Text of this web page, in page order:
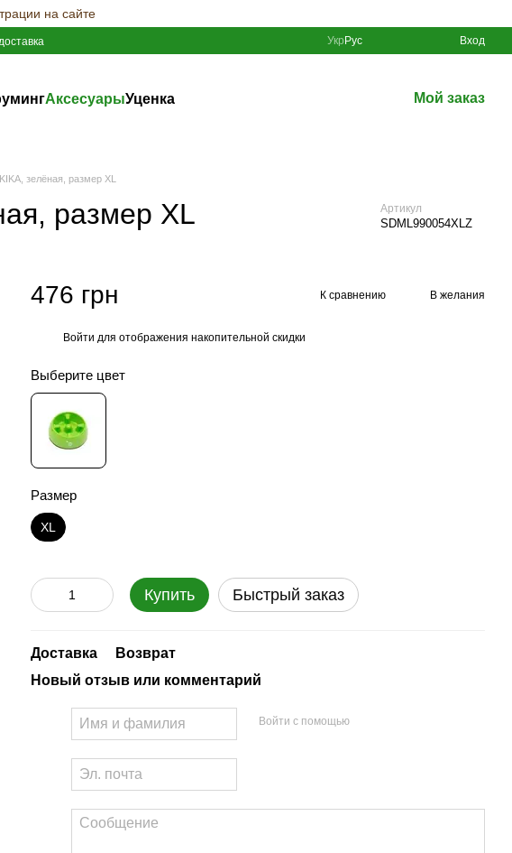
на сайте
Укр Рус Вход
АксесуарыУценка Мой заказ
зелёная, размер XL
размер XL Артикул
SDML990054XLZ
476 грн К сравнению В желания
Войти для отображения накопительной скидки
Выберите цвет
Размер
XL
Купить Быстрый заказ
Доставка
Возврат
Новый отзыв или комментарий
Войти с помощью